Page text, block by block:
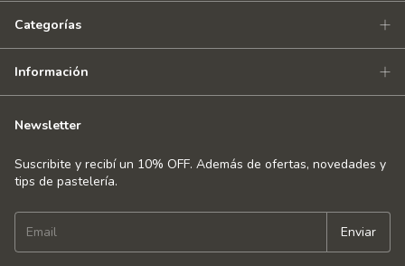
Categorías
Información
Newsletter
Suscribite y recibí un 10% OFF. Además de ofertas, novedades y
tips de pastelería.